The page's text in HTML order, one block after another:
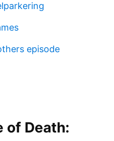
episode
of Death: